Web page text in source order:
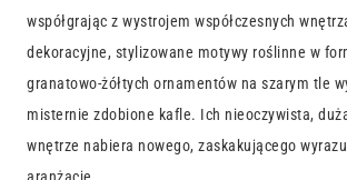
współgrając z wystrojem współczesnych
dekoracyjne, stylizowane motywy roślinne w
granatowo-żółtych ornamentów na szarym tle
misternie zdobione kafle. Ich nieoczywista,
wnętrze nabiera nowego, zaskakującego
aranżację.